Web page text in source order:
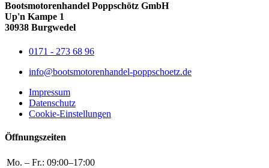
Bootsmotorenhandel Poppschötz GmbH
Up'n Kampe 1
30938 Burgwedel
0171 - 273 68 96
info@bootsmotorenhandel-poppschoetz.de
Impressum
Datenschutz
Cookie-Einstellungen
Öffnungszeiten
Mo. – Fr.: 09:00–17:00